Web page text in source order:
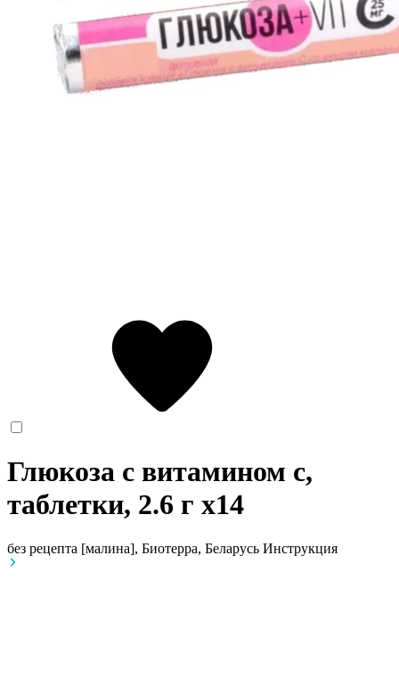
Глюкоза с витамином c,
таблетки, 2.6 г x14
без рецепта [малина], Биотерра, Беларусь Инструкция